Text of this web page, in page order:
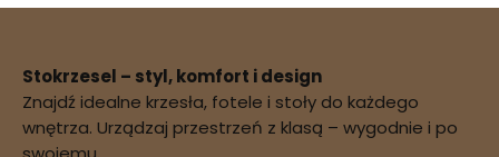
Stokrzesel – styl, komfort i design
Znajdź idealne krzesła, fotele i stoły do każdego
wnętrza. Urządzaj przestrzeń z klasą – wygodnie i po